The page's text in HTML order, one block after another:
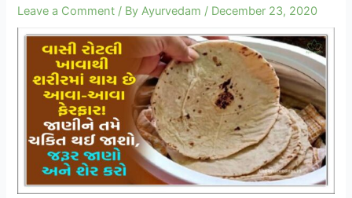
Leave a Comment / ByAyurvedam / December 23, 2020